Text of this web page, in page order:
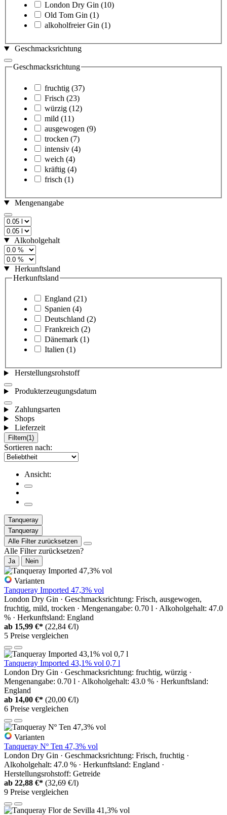
London Dry Gin (10)
Old Tom Gin (1)
alkoholfreier Gin (1)
Geschmacksrichtung
Geschmacksrichtung
fruchtig (37)
Frisch (23)
würzig (12)
mild (11)
ausgewogen (9)
trocken (7)
intensiv (4)
weich (4)
kräftig (4)
frisch (1)
Mengenangabe
Alkoholgehalt
Herkunftsland
Herkunftsland
England (21)
Spanien (4)
Deutschland (2)
Frankreich (2)
Dänemark (1)
Italien (1)
Herstellungsrohstoff
Produkterzeugungsdatum
Zahlungsarten
Shops
Lieferzeit
Filtern(1)
Sortieren nach:
Ansicht:
Tanqueray
Tanqueray
Alle Filter zurücksetzen
Alle Filter zurücksetzen?
Ja Nein
Varianten
Tanqueray Imported 47,3% vol
London Dry Gin · Geschmacksrichtung: Frisch, ausgewogen,
fruchtig, mild, trocken · Mengenangabe: 0.70 l · Alkoholgehalt: 47.0
% · Herkunftsland: England
ab 15,99 €* (22,84 €/l)
5 Preise vergleichen
Tanqueray Imported 43,1% vol 0,7 l
London Dry Gin · Geschmacksrichtung: fruchtig, würzig ·
Mengenangabe: 0.70 l · Alkoholgehalt: 43.0 % · Herkunftsland:
England
ab 14,00 €* (20,00 €/l)
6 Preise vergleichen
Varianten
Tanqueray Nº Ten 47,3% vol
London Dry Gin · Geschmacksrichtung: Frisch, fruchtig ·
Alkoholgehalt: 47.0 % · Herkunftsland: England ·
Herstellungsrohstoff: Getreide
ab 22,88 €* (32,69 €/l)
9 Preise vergleichen